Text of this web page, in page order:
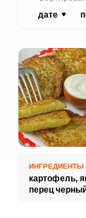
дате
ИНГРЕДИЕНТЫ
картофель,
перец